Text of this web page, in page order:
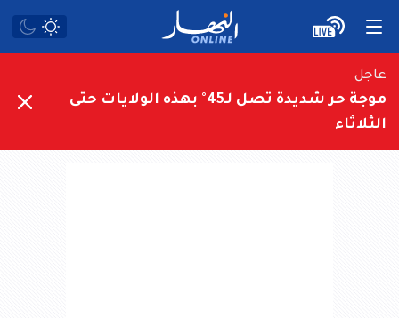
عاجل
موجة حر شديدة تصل لـ45° بهذه الولايات حتى
الثلاثاء